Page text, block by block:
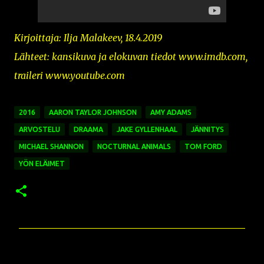
Kirjoittaja: Ilja Malakeev, 18.4.2019
Lähteet: kansikuva ja elokuvan tiedot www.imdb.com,
traileri www.youtube.com
2016 AARON TAYLOR JOHNSON AMY ADAMS
ARVOSTELU DRAAMA JAKE GYLLENHAAL JÄNNITYS
MICHAEL SHANNON NOCTURNAL ANIMALS TOM FORD
YÖN ELÄIMET